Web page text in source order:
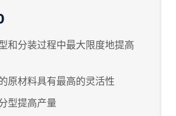
和分装过程中最大限度地提高
原材料具有最高的灵活性
型提高产量